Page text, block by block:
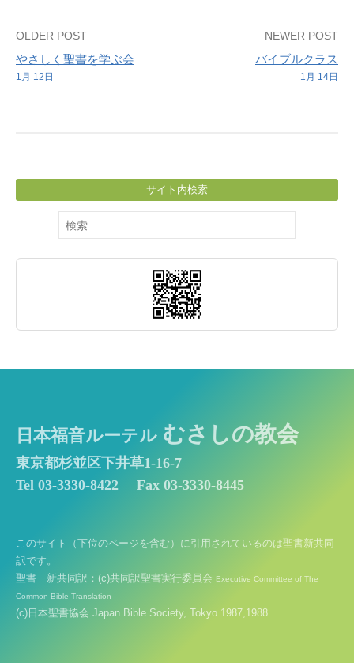
Post
navigation
OLDER POST
やさしく聖書を学ぶ会
1月 12日
NEWER POST
バイブルクラス
1月 14日
サイト内検索
検
索:
日本福音ルーテル むさしの教会
東京都杉並区下井草1-16-7
Tel 03-3330-8422
Fax 03-3330-8445
このサイト（下位のページを含む）に引用されているのは聖書新共同
訳です。
聖書 新共同訳：(c)共同訳聖書実行委員会 Executive Committee of The
Common Bible Translation
(c)日本聖書協会 Japan Bible Society, Tokyo 1987,1988